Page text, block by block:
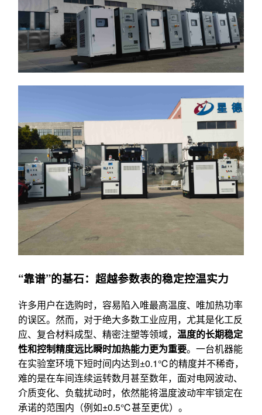
“靠谱”的基石：超越参数表的稳定控温实力
许多用户在选购时，容易陷入唯最高温度、唯加热功率
的误区。然而，对于绝大多数工业应用，尤其是化工反
应、复合材料成型、精密注塑等领域， 温度的长期稳定
性和控制精度远比瞬时加热能力更为重要。一台机器能
在实验室环境下短时间内达到±0.1℃的精度并不稀奇，
难的是在车间连续运转数月甚至数年，面对电网波动、
介质变化、负载扰动时，依然能将温度波动牢牢锁定在
承诺的范围内（例如±0.5℃甚至更优）。